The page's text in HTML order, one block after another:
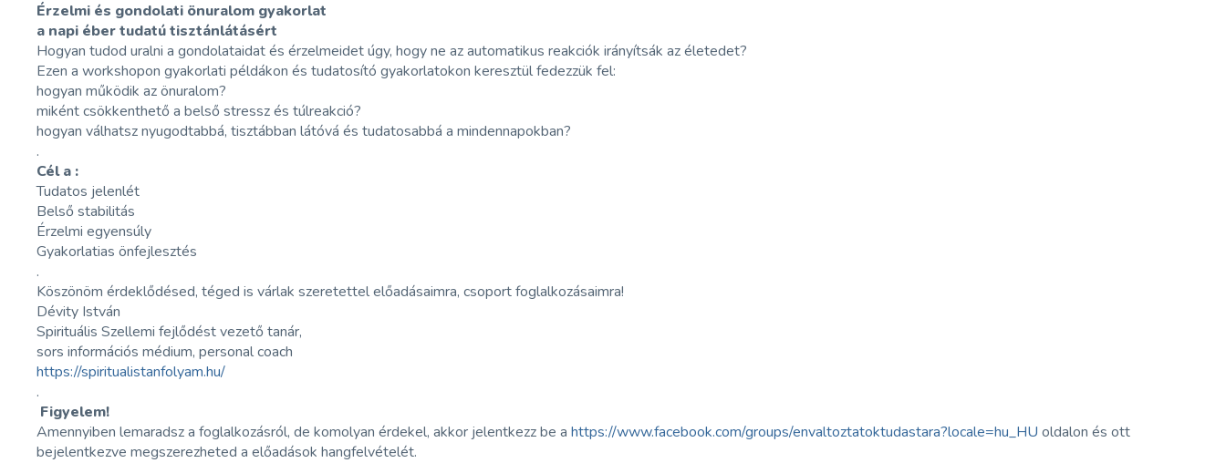
Érzelmi és gondolati önuralom gyakorlat
a napi éber tudatú tisztánlátásért
Hogyan tudod uralni a gondolataidat és érzelmeidet úgy, hogy ne az automatikus reakciók irányítsák az életedet?
Ezen a workshopon gyakorlati példákon és tudatosító gyakorlatokon keresztül fedezzük fel:
hogyan működik az önuralom?
miként csökkenthető a belső stressz és túlreakció?
hogyan válhatsz nyugodtabbá, tisztábban látóvá és tudatosabbá a mindennapokban?
.
Cél a :
Tudatos jelenlét
Belső stabilitás
Érzelmi egyensúly
Gyakorlatias önfejlesztés
.
Köszönöm érdeklődésed, téged is várlak szeretettel előadásaimra, csoport foglalkozásaimra!
Dévity István
Spirituális Szellemi fejlődést vezető tanár,
sors információs médium, personal coach
https://spiritualistanfolyam.hu/
.
Figyelem!
Amennyiben lemaradsz a foglalkozásról, de komolyan érdekel, akkor jelentkezz be ahttps://www.facebook.com/groups/envaltoztatoktudastara?locale=hu_HU oldalon és ott
bejelentkezve megszerezheted a előadások hangfelvételét.